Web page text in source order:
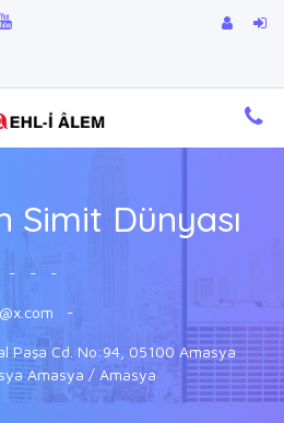
Simit Dünyası
- - -
-
Paşa Cd. No:94, 05100 Amasya
Amasya / Amasya